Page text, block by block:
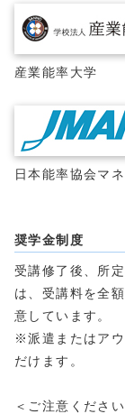
産業能率大学
日本能率協会マ
奨学金制度
受講修了後、所
は、受講料を全
意しています。
※派遣またはア
だけます。
＜ご注意くださ